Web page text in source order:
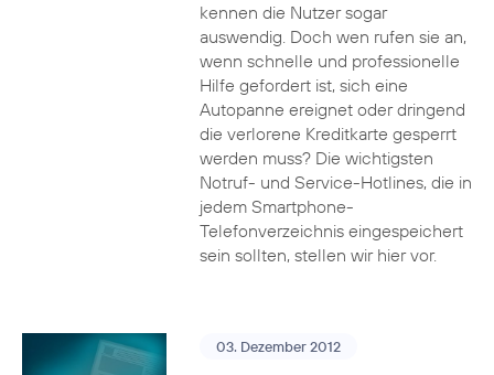
kennen die Nutzer sogar
auswendig. Doch wen rufen sie an,
wenn schnelle und professionelle
Hilfe gefordert ist, sich eine
Autopanne ereignet oder dringend
die verlorene Kreditkarte gesperrt
werden muss? Die wichtigsten
Notruf- und Service-Hotlines, die in
jedem Smartphone-
Telefonverzeichnis eingespeichert
sein sollten, stellen wir hier vor.
03. Dezember 2012